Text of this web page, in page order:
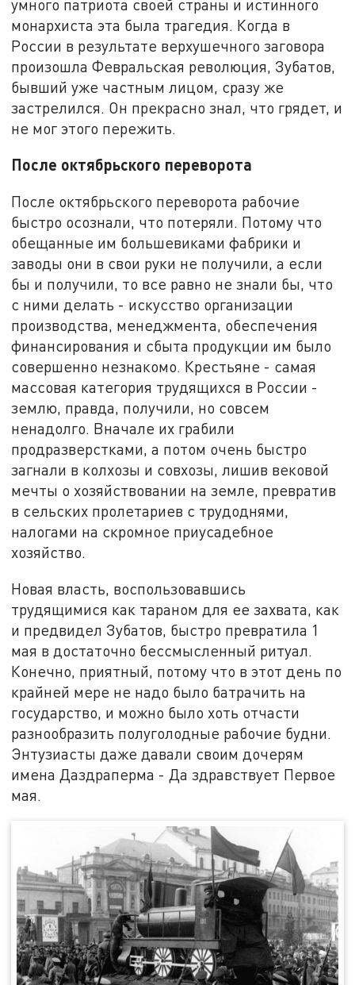
умного патриота своей страны и истинного
монархиста эта была трагедия. Когда в
России в результате верхушечного заговора
произошла Февральская революция, Зубатов,
бывший уже частным лицом, сразу же
застрелился. Он прекрасно знал, что грядет, и
не мог этого пережить.
После октябрьского переворота
После октябрьского переворота рабочие
быстро осознали, что потеряли. Потому что
обещанные им большевиками фабрики и
заводы они в свои руки не получили, а если
бы и получили, то все равно не знали бы, что
с ними делать - искусство организации
производства, менеджмента, обеспечения
финансирования и сбыта продукции им было
совершенно незнакомо. Крестьяне - самая
массовая категория трудящихся в России -
землю, правда, получили, но совсем
ненадолго. Вначале их грабили
продразверстками, а потом очень быстро
загнали в колхозы и совхозы, лишив вековой
мечты о хозяйствовании на земле, превратив
в сельских пролетариев с трудоднями,
налогами на скромное приусадебное
хозяйство.
Новая власть, воспользовавшись
трудящимися как тараном для ее захвата, как
и предвидел Зубатов, быстро превратила 1
мая в достаточно бессмысленный ритуал.
Конечно, приятный, потому что в этот день по
крайней мере не надо было батрачить на
государство, и можно было хоть отчасти
разнообразить полуголодные рабочие будни.
Энтузиасты даже давали своим дочерям
имена Даздраперма - Да здравствует Первое
мая.